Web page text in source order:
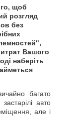
щоб
розгляд
без
Вашого
наберіть
багато
авто
але і